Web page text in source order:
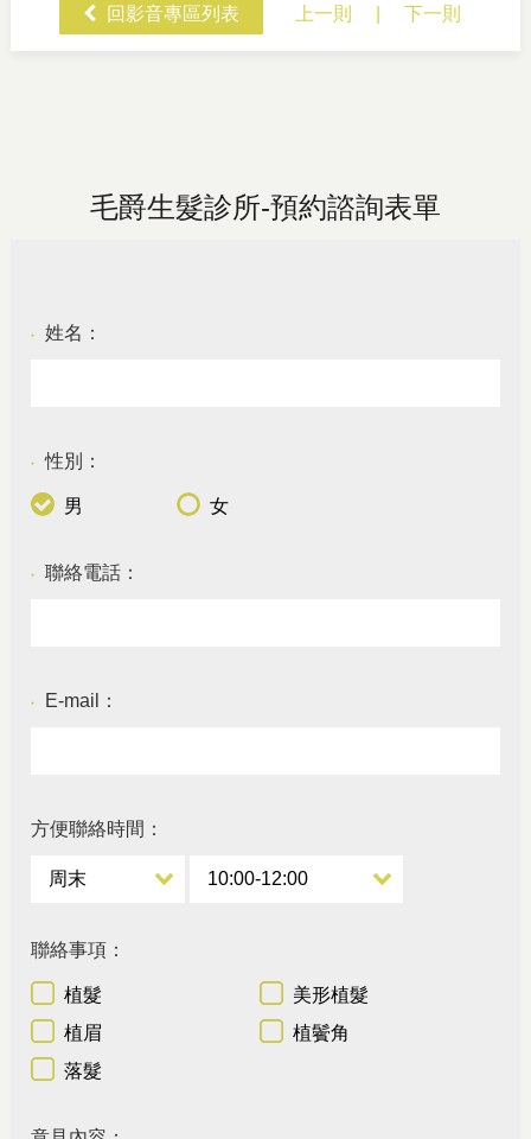
回影音專區列表 上一則 |下一則
毛爵生髮診所-預約諮詢表單
● 姓名：
● 性別：
男 女
● 聯絡電話：
● E-mail：
方便聯絡時間：
聯絡事項：
植髮
美形植髮
植眉
植鬢角
落髮